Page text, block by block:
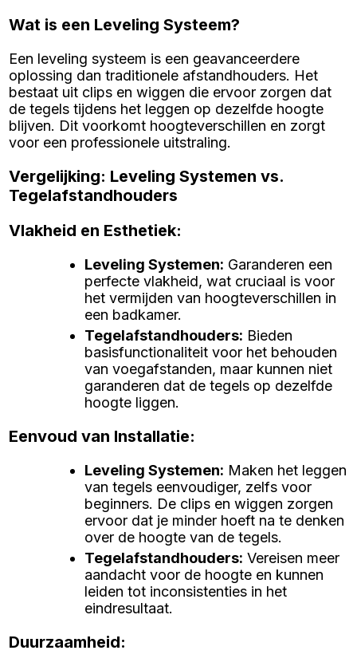
Wat is een Leveling Systeem?
Een leveling systeem is een geavanceerdere
oplossing dan traditionele afstandhouders. Het
bestaat uit clips en wiggen die ervoor zorgen dat
de tegels tijdens het leggen op dezelfde hoogte
blijven. Dit voorkomt hoogteverschillen en zorgt
voor een professionele uitstraling.
Vergelijking: Leveling Systemen vs.
Tegelafstandhouders
Vlakheid en Esthetiek:
Leveling Systemen: Garanderen een
perfecte vlakheid, wat cruciaal is voor
het vermijden van hoogteverschillen in
een badkamer.
Tegelafstandhouders: Bieden
basisfunctionaliteit voor het behouden
van voegafstanden, maar kunnen niet
garanderen dat de tegels op dezelfde
hoogte liggen.
Eenvoud van Installatie:
Leveling Systemen: Maken het leggen
van tegels eenvoudiger, zelfs voor
beginners. De clips en wiggen zorgen
ervoor dat je minder hoeft na te denken
over de hoogte van de tegels.
Tegelafstandhouders: Vereisen meer
aandacht voor de hoogte en kunnen
leiden tot inconsistenties in het
eindresultaat.
Duurzaamheid: